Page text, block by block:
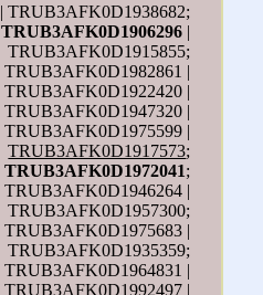
| TRUB3AFK0D1938682;
TRUB3AFK0D1906296 |
TRUB3AFK0D1915855;
TRUB3AFK0D1982861 |
TRUB3AFK0D1922420 |
TRUB3AFK0D1947320 |
TRUB3AFK0D1975599 |
TRUB3AFK0D1917573;
TRUB3AFK0D1972041;
TRUB3AFK0D1946264 |
TRUB3AFK0D1957300;
TRUB3AFK0D1975683 |
TRUB3AFK0D1935359;
TRUB3AFK0D1964831 |
TRUB3AFK0D1992497 |